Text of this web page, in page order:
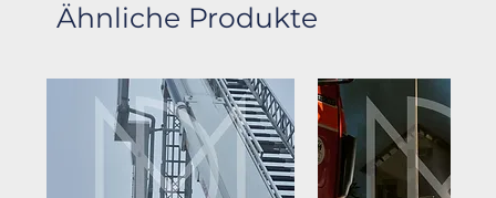
Ähnliche Produkte